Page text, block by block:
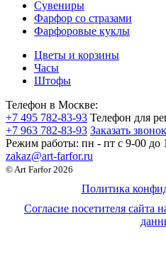
Сувениры
Фарфор со стразами
Фарфоровые куклы
Цветы и корзины
Часы
Штофы
Телефон в Москве:
+7 495 782-83-93 Телефон для
+7 963 782-83-93 Заказать звонок
Режим работы: пн - пт c 9-00 до
zakaz@art-farfor.ru
© Art Farfor 2026
Политика
Согласие посетителя сайта